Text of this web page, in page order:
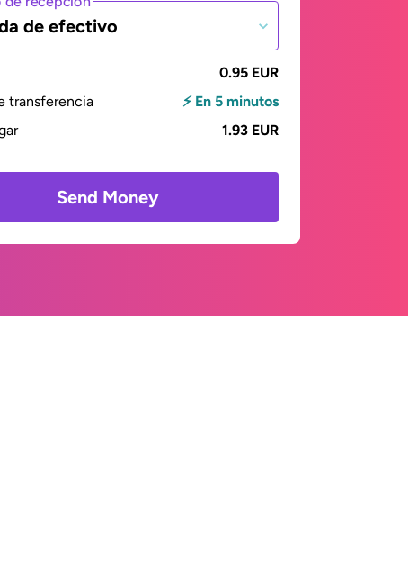
de efectivo
0.95 EUR
transferencia
⚡ En 5 minutos
1.93 EUR
Send Money